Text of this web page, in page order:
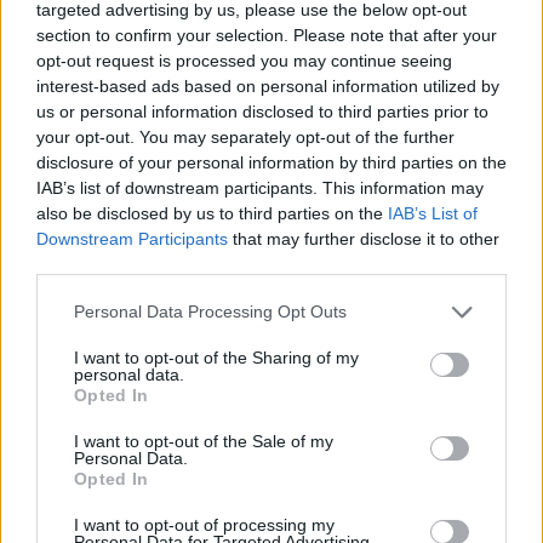
targeted advertising by us, please use the below opt-out
section to confirm your selection. Please note that after your
opt-out request is processed you may continue seeing
interest-based ads based on personal information utilized by
us or personal information disclosed to third parties prior to
your opt-out. You may separately opt-out of the further
disclosure of your personal information by third parties on the
IAB’s list of downstream participants. This information may
also be disclosed by us to third parties on the IAB’s List of
Downstream Participants that may further disclose it to other
Personal Data Processing Opt Outs
I want to opt-out of the Sharing of my
personal data.
Opted In
I want to opt-out of the Sale of my
Personal Data.
Opted In
I want to opt-out of processing my
Deloitte Ελλάδος:
Χρηματοοικονομικός
σύμβουλος της ΔΕΗ για την
είσοδο στην πολωνική αγορά
ευρώ σε 451 επιχειρήσεις
ξεκίνησε το πρόγραμμα
στήριξης- Κάλυψη εισφορών
ΕΔΟΕΑΠ
IAB Hellas: Νέα Διοικούσα Επιτροπή και νέο Διοικητικό Συμβούλιο -
Πρόεδρος ο Γαληνός Γιαγλής
Η Toyota φέρνει νέα γενιά
Σε κινεζική… πολιορκία η
αυτοκινητοβιομηχανία
Νέο Audi A2 e-tron με στόχο την κορυφή της αποδοτικότητας
Ευρωπαϊκό Παίδων: Λύγισε
Γιαννακόπουλος: «Όταν σου